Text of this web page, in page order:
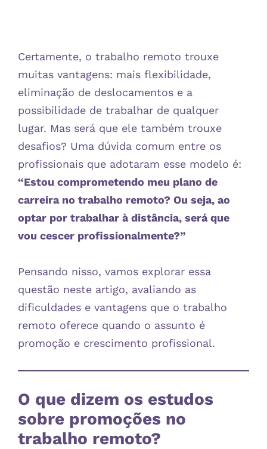
Certamente, o trabalho remoto trouxe
muitas vantagens: mais flexibilidade,
eliminação de deslocamentos e a
possibilidade de trabalhar de qualquer
lugar. Mas será que ele também trouxe
desafios? Uma dúvida comum entre os
profissionais que adotaram esse modelo é:
“Estou comprometendo meu plano de
carreira no trabalho remoto? Ou seja, ao
optar por trabalhar à distância, será que
vou cescer profissionalmente?”
Pensando nisso, vamos explorar essa
questão neste artigo, avaliando as
dificuldades e vantagens que o trabalho
remoto oferece quando o assunto é
promoção e crescimento profissional.
O que dizem os estudos
sobre promoções no
trabalho remoto?